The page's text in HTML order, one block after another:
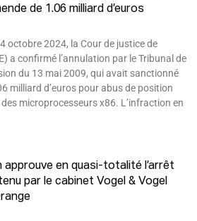
de 1.06 milliard d’euros
octobre 2024, la Cour de justice de
a confirmé l’annulation par le Tribunal de
du 13 mai 2009, qui avait sanctionné
milliard d’euros pour abus de position
microprocesseurs x86. L’infraction en
approuve en quasi-totalité l’arrêt
par le cabinet Vogel & Vogel